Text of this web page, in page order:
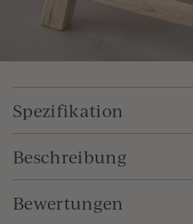
Spezifikation
Beschreibung
Bewertungen